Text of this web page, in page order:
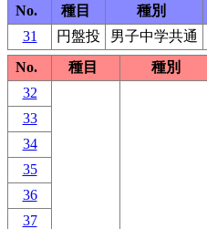
No.
種目 種別
31
円盤投 男子中学共通
No.
種目 種別
32
33
34
35
36
37